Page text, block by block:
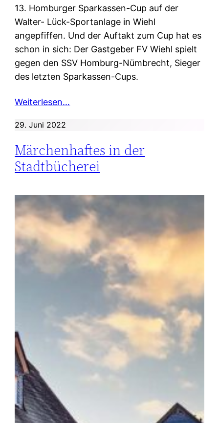
13. Homburger Sparkassen-Cup auf der
Walter- Lück-Sportanlage in Wiehl
angepfiffen. Und der Auftakt zum Cup hat es
schon in sich: Der Gastgeber FV Wiehl spielt
gegen den SSV Homburg-Nümbrecht, Sieger
des letzten Sparkassen-Cups.
Weiterlesen…
29. Juni 2022
Märchenhaftes in der
Stadtbücherei